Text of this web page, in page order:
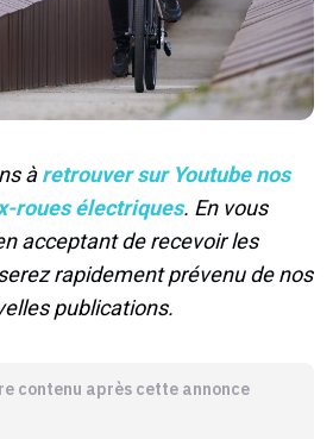
àretrouver sur Youtube nos
roues électriques. En vous
acceptant de recevoir les
rapidement prévenu de nos
publications.
contenu après cette annonce